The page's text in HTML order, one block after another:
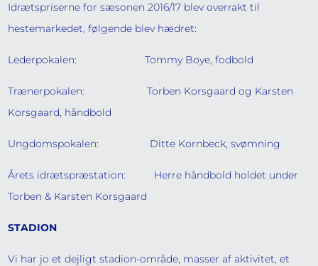
Idrætspriserne for sæsonen 2016/17 blev overrakt til
hestemarkedet, følgende blev hædret:
Lederpokalen: Tommy Boye, fodbold
Trænerpokalen: Torben Korsgaard og Karsten
Korsgaard, håndbold
Ungdomspokalen: Ditte Kornbeck, svømning
Årets idrætspræstation: Herre håndbold holdet under
Torben & Karsten Korsgaard
STADION
Vi har jo et dejligt stadion-område, masser af aktivitet, et